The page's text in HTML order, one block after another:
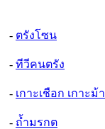
- ตรังโซน
- ทีวีคนตรัง
- เกาะเชือก เกาะม้า
- ถ้ำมรกต